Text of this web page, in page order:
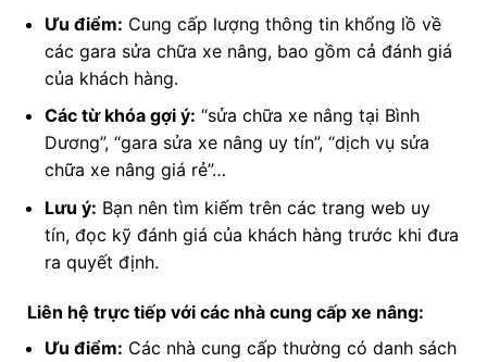
Ưu điểm: Cung cấp lượng thông tin khổng lồ về
các gara sửa chữa xe nâng, bao gồm cả đánh giá
của khách hàng.
Các từ khóa gợi ý: “sửa chữa xe nâng tại Bình
Dương”, “gara sửa xe nâng uy tín”, “dịch vụ sửa
chữa xe nâng giá rẻ”…
Lưu ý: Bạn nên tìm kiếm trên các trang web uy
tín, đọc kỹ đánh giá của khách hàng trước khi đưa
ra quyết định.
Liên hệ trực tiếp với các nhà cung cấp xe nâng:
Ưu điểm: Các nhà cung cấp thường có danh sách